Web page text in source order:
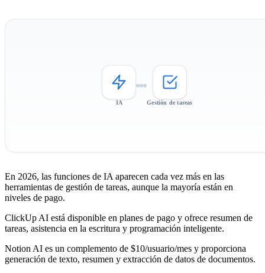
IA Gestión de tareas
En 2026, las funciones de IA aparecen cada vez más en las
herramientas de gestión de tareas, aunque la mayoría están en
niveles de pago.
ClickUp AI está disponible en planes de pago y ofrece resumen de
tareas, asistencia en la escritura y programación inteligente.
Notion AI es un complemento de $10/usuario/mes y proporciona
generación de texto, resumen y extracción de datos de documentos.